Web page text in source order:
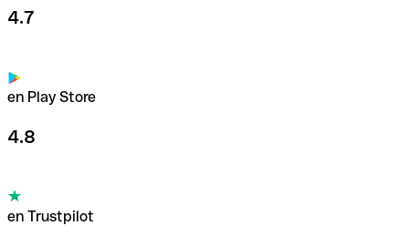
4.7
en Play Store
4.8
en Trustpilot